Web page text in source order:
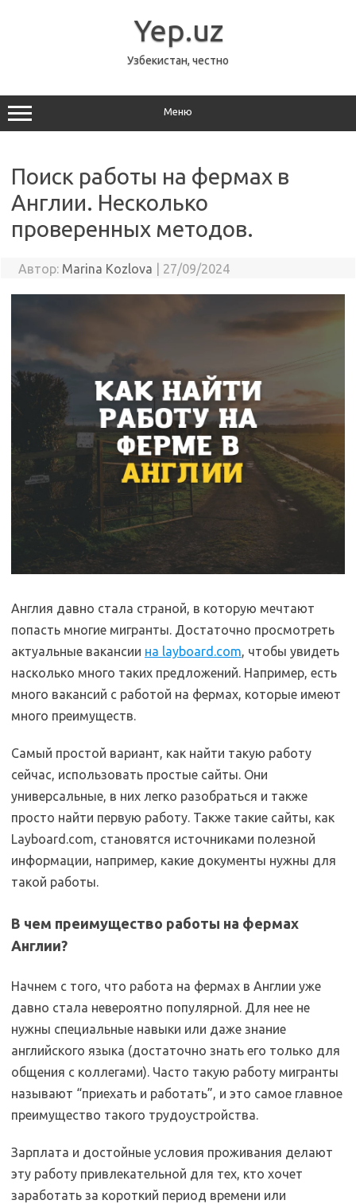
Yep.uz
Узбекистан, честно
Меню
Поиск работы на фермах в
Англии. Несколько
проверенных методов.
Автор: Marina Kozlova 27/09/2024
Англия давно стала страной, в которую мечтают
попасть многие мигранты. Достаточно просмотреть
актуальные вакансии на layboard.com, чтобы увидеть
насколько много таких предложений. Например, есть
много вакансий с работой на фермах, которые имеют
много преимуществ.
Самый простой вариант, как найти такую работу
сейчас, использовать простые сайты. Они
универсальные, в них легко разобраться и также
просто найти первую работу. Также такие сайты, как
Layboard.com, становятся источниками полезной
информации, например, какие документы нужны для
такой работы.
В чем преимущество работы на фермах
Англии?
Начнем с того, что работа на фермах в Англии уже
давно стала невероятно популярной. Для нее не
нужны специальные навыки или даже знание
английского языка (достаточно знать его только для
общения с коллегами). Часто такую работу мигранты
называют “приехать и работать”, и это самое главное
преимущество такого трудоустройства.
Зарплата и достойные условия проживания делают
эту работу привлекательной для тех, кто хочет
заработать за короткий период времени или